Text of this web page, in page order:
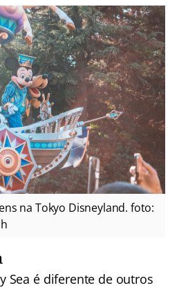
na Tokyo Disneyland. foto:
Sea é diferente de outros